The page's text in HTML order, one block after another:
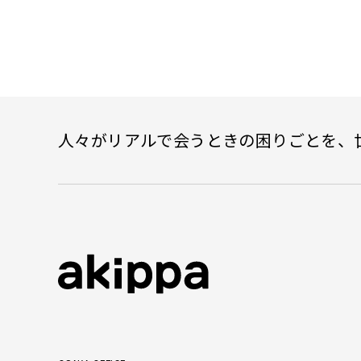
人々がリアルで会うときの困りごとを、